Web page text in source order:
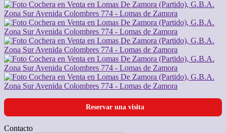
Reservar una visita
Contacto